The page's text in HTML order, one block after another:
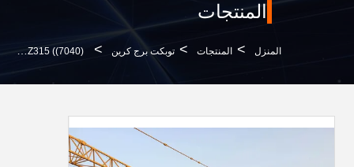
المنتجات
المنزل > المنتجات > توبكت برج كرين > QTZ315 ((7040) رافعة برج كبيرة 16 طن 70m السفينة إلى الميناء CFR أو CIF اقتباس